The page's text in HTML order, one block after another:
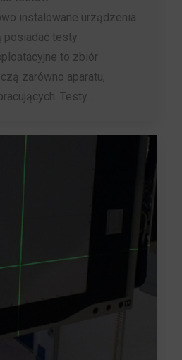
instalowane urządzenia
posiadać testy
to zbiór
zarówno aparatu,
Testy…